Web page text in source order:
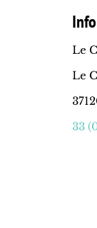
Le
Le
33